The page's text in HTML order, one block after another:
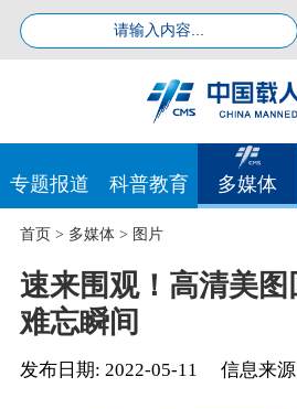
专题报道 科普教育 多媒体
首页> 多媒体> 图片
速来围观！高清美
难忘瞬间
发布日期: 2022-05-11 信息来